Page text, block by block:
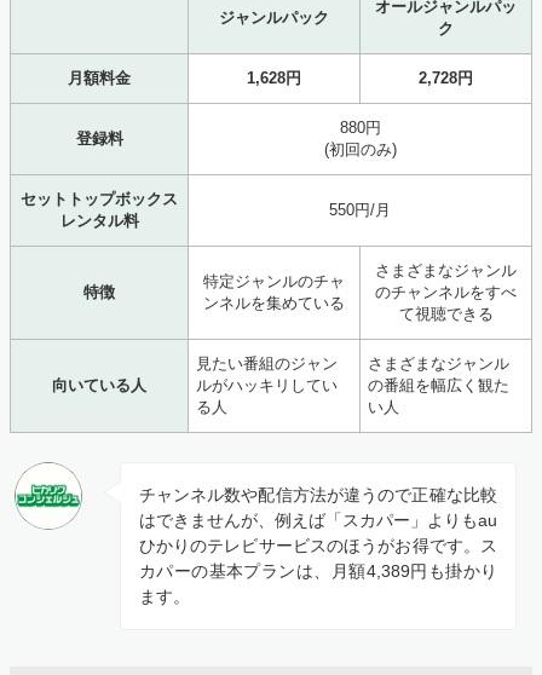
ジャンルパック
オールジャンルパッ
ク
月額料金 1,628円 2,728円
登録料
880円
(初回のみ)
セットトップボックス
レンタル料
550円/月
特徴
特定ジャンルのチャ
ンネルを集めている
さまざまなジャンル
のチャンネルをすべ
て視聴できる
向いている人
見たい番組のジャン
ルがハッキリしてい
る人
さまざまなジャンル
の番組を幅広く観た
い人
チャンネル数や配信方法が違うので正確な比較
はできませんが、例えば「スカパー」よりもau
ひかりのテレビサービスのほうがお得です。ス
カパーの基本プランは、月額4,389円も掛かり
ます。